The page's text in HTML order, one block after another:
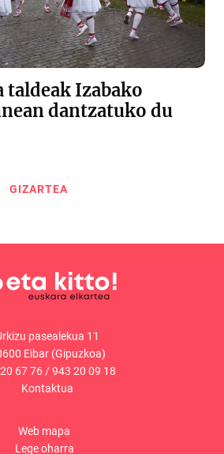
taldeak Izabako
dantzatuko du
GIZARTEA
pasealekua 11
Eibar (Gipuzkoa)
67 76/943 20 09 18
Kontaktua
Web mapa
Lege oharra